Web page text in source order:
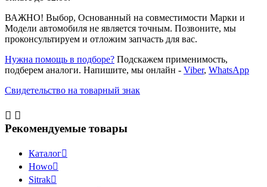
ВАЖНО! Выбор, Основанный на совместимости Марки и
Модели автомобиля не является точным. Позвоните, мы
проконсультируем и отложим запчасть для вас.
Нужна помощь в подборе? Подскажем применимость,
подберем аналоги. Напишите, мы онлайн - Viber, WhatsApp
Свидетельство на товарный знак
 
Рекомендуемые товары
Каталог
Howo
Sitrak